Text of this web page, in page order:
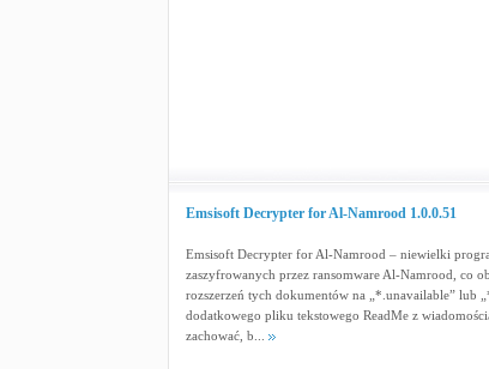
Emsisoft Decrypter for Al-Namrood 1.0.0.51
Emsisoft Decrypter for Al-Namrood – niewielki
zaszyfrowanych przez ransomware Al-Namrood, co
rozszerzeń tych dokumentów na „*.unavailable” lub
dodatkowego pliku tekstowego ReadMe z
zachować, b...